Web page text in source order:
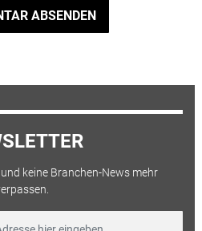
ABSENDEN
keine Branchen-News mehr